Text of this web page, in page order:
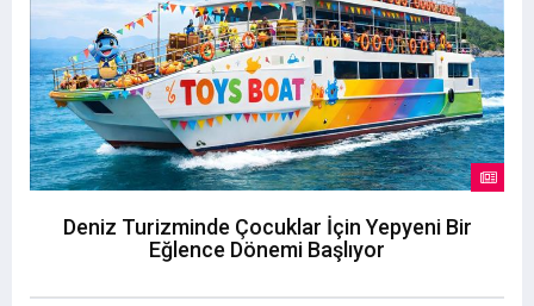
Deniz Turizminde Çocuklar İçin Yepyeni Bir
Eğlence Dönemi Başlıyor